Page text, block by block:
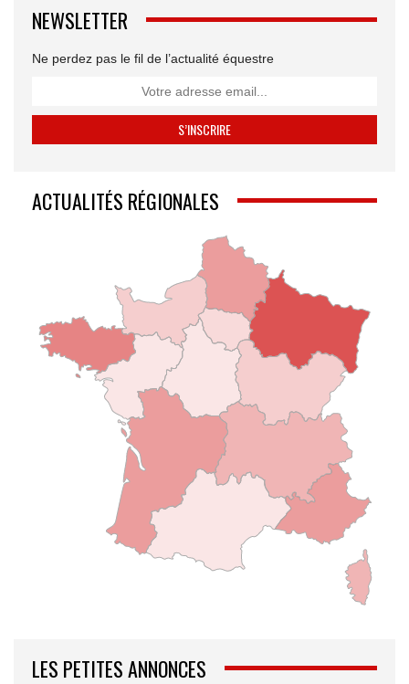
NEWSLETTER
Ne perdez pas le fil de l’actualité équestre
ACTUALITÉS RÉGIONALES
LES PETITES ANNONCES